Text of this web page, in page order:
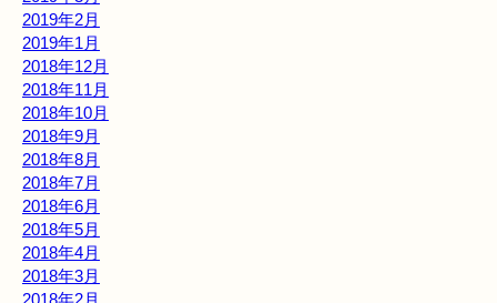
2019年2月
2019年1月
2018年12月
2018年11月
2018年10月
2018年9月
2018年8月
2018年7月
2018年6月
2018年5月
2018年4月
2018年3月
2018年2月